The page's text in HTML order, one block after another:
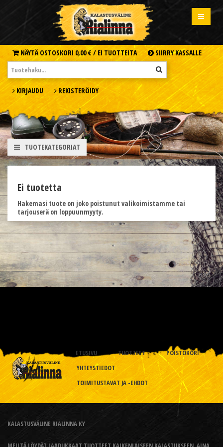
NÄYTÄ OSTOSKORI 0,00 € / EI TUOTTEITA SIIRRY KASSALLE
KIRJAUDU REKISTERÖIDY
TUOTEKATEGORIAT
Ei tuotetta
Hakemasi tuote on joko poistunut valikoimistamme tai
tarjouserä on loppuunmyyty.
ETUSIVU TUOTTEET
POISTOKORI
YHTEYSTIEDOT
TOIMITUSTAVAT JA -EHDOT
KALASTUSVÄLINE RIALINNA KY